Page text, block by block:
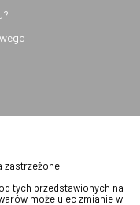
zastrzeżone
tych przedstawionych na
może ulec zmianie w